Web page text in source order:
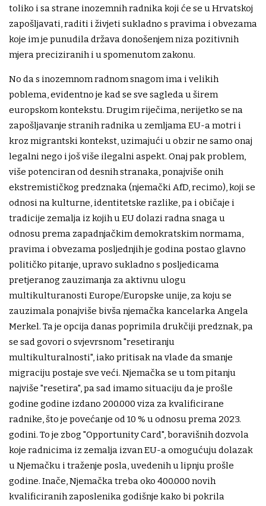
toliko i sa strane inozemnih radnika koji će se u Hrvatskoj
zapošljavati, raditi i živjeti sukladno s pravima i obvezama
koje im je punudila država donošenjem niza pozitivnih
mjera preciziranih i u spomenutom zakonu.
No da s inozemnom radnom snagom ima i velikih
poblema, evidentno je kad se sve sagleda u širem
europskom kontekstu. Drugim riječima, nerijetko se na
zapošljavanje stranih radnika u zemljama EU-a motri i
kroz migrantski kontekst, uzimajući u obzir ne samo onaj
legalni nego i još više ilegalni aspekt. Onaj pak problem,
više potenciran od desnih stranaka, ponajviše onih
ekstremističkog predznaka (njemački AfD, recimo), koji se
odnosi na kulturne, identitetske razlike, pa i običaje i
tradicije zemalja iz kojih u EU dolazi radna snaga u
odnosu prema zapadnjačkim demokratskim normama,
pravima i obvezama posljednjih je godina postao glavno
političko pitanje, upravo sukladno s posljedicama
pretjeranog zauzimanja za aktivnu ulogu
multikulturanosti Europe/Europske unije, za koju se
zauzimala ponajviše bivša njemačka kancelarka Angela
Merkel. Ta je opcija danas poprimila drukčiji predznak, pa
se sad govori o svjevrsnom "resetiranju
multikulturalnosti", iako pritisak na vlade da smanje
migraciju postaje sve veći. Njemačka se u tom pitanju
najviše "resetira", pa sad imamo situaciju da je prošle
godine godine izdano 200.000 viza za kvalificirane
radnike, što je povećanje od 10 % u odnosu prema 2023.
godini. To je zbog "Opportunity Card", boravišnih dozvola
koje radnicima iz zemalja izvan EU-a omogućuju dolazak
u Njemačku i traženje posla, uvedenih u lipnju prošle
godine. Inače, Njemačka treba oko 400.000 novih
kvalificiranih zaposlenika godišnje kako bi pokrila